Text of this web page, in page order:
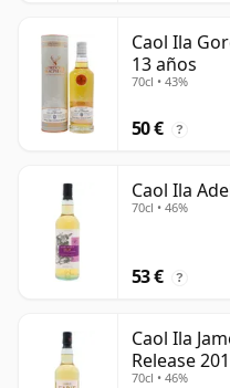
Caol Ila
13 años
70cl • 43%
50 € ?
Caol Ila
70cl • 46%
53 € ?
Caol Ila
Release
70cl • 46%